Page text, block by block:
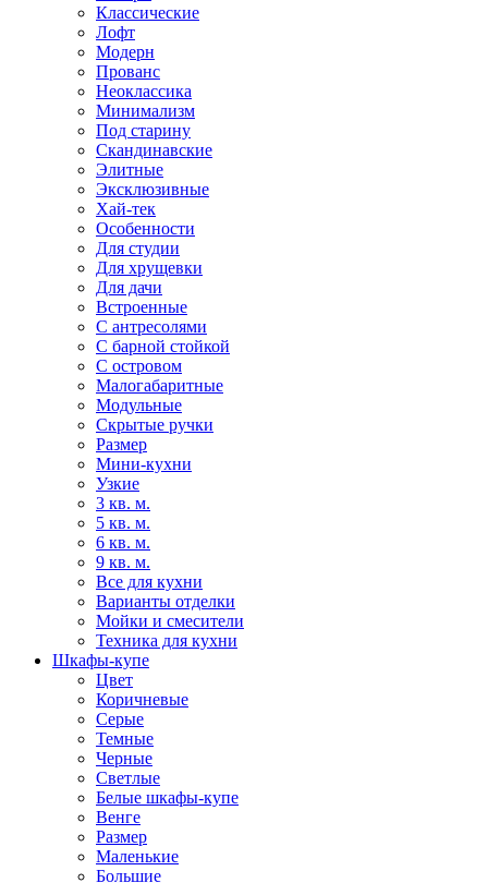
Классические
Лофт
Модерн
Прованс
Неоклассика
Минимализм
Под старину
Скандинавские
Элитные
Эксклюзивные
Хай-тек
Особенности
Для студии
Для хрущевки
Для дачи
Встроенные
С антресолями
С барной стойкой
С островом
Малогабаритные
Модульные
Скрытые ручки
Размер
Мини-кухни
Узкие
3 кв. м.
5 кв. м.
6 кв. м.
9 кв. м.
Все для кухни
Варианты отделки
Мойки и смесители
Техника для кухни
Шкафы-купе
Цвет
Коричневые
Серые
Темные
Черные
Светлые
Белые шкафы-купе
Венге
Размер
Маленькие
Большие